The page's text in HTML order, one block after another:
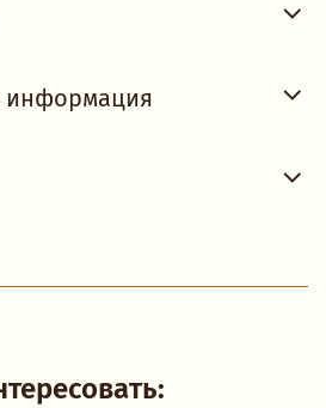
информация